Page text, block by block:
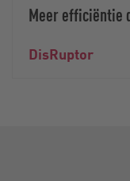
Meer efficiëntie
DisRuptor